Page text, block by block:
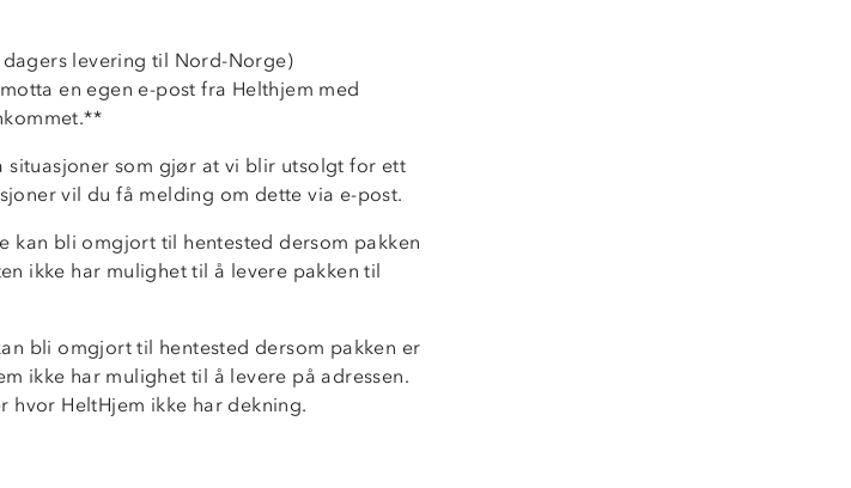
levering til Nord-Norge)
en egen e-post fra Helthjem med
som gjør at vi blir utsolgt for ett
vil du få melding om dette via e-post.
kan bli omgjort til hentested dersom pakken
ikke har mulighet til å levere pakken til
bli omgjort til hentested dersom pakken er
ikke har mulighet til å levere på adressen.
hvor HeltHjem ikke har dekning.